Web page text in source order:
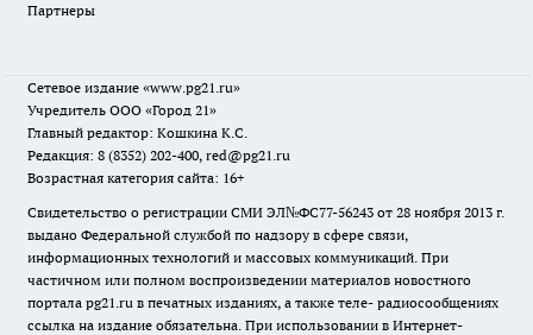
Партнеры
Сетевое издание «www.pg21.ru»
Учредитель ООО «Город 21»
Главный редактор: Кошкина К.С.
Редакция: 8 (8352) 202-400, red@pg21.ru
Возрастная категория сайта: 16+
Свидетельство о регистрации СМИ ЭЛ№ФС77-56243 от 28 ноября 2013 г.
выдано Федеральной службой по надзору в сфере связи,
информационных технологий и массовых коммуникаций. При
частичном или полном воспроизведении материалов новостного
портала pg21.ru в печатных изданиях, а также теле- радиосообщениях
ссылка на издание обязательна. При использовании в Интернет-